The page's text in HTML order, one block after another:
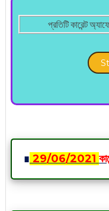
প্রতিটি কারেন্ট
∎ 29/06/2021